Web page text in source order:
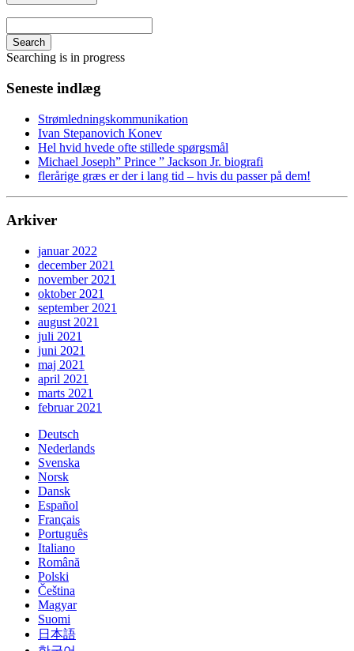
Search
Searching is in progress
Seneste indlæg
Strømledningskommunikation
Ivan Stepanovich Konev
Hel hvid hvede ofte stillede spørgsmål
Michael Joseph” Prince ” Jackson Jr. biografi
flerårige græs er der i lang tid – hvis du passer på dem!
Arkiver
januar 2022
december 2021
november 2021
oktober 2021
september 2021
august 2021
juli 2021
juni 2021
maj 2021
april 2021
marts 2021
februar 2021
Deutsch
Nederlands
Svenska
Norsk
Dansk
Español
Français
Português
Italiano
Română
Polski
Čeština
Magyar
Suomi
日本語